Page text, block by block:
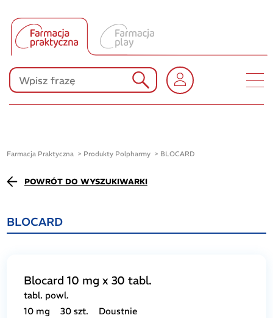
Produkty Polpharmy
KONKURSY
Farmacja Praktyczna Produkty Polpharmy BLOCARD
POWRÓT DO WYSZUKIWARKI
BLOCARD
Blocard 10 mg x 30 tabl.
tabl. powl.
10 mg
30 szt. Doustnie